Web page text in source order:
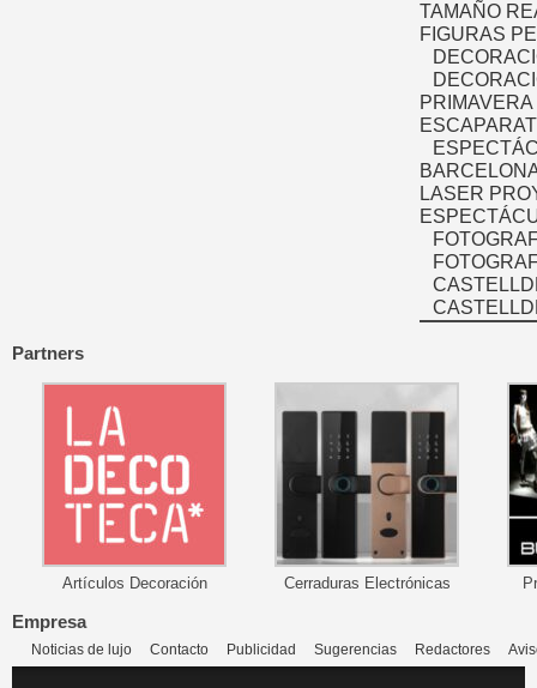
TAMAÑO
FIGURAS
PRIMAVERA
LASER
Partners
Artículos Decoración Cerraduras Electrónicas
Empresa
Noticias de lujo Contacto Publicidad Sugerencias Redactores